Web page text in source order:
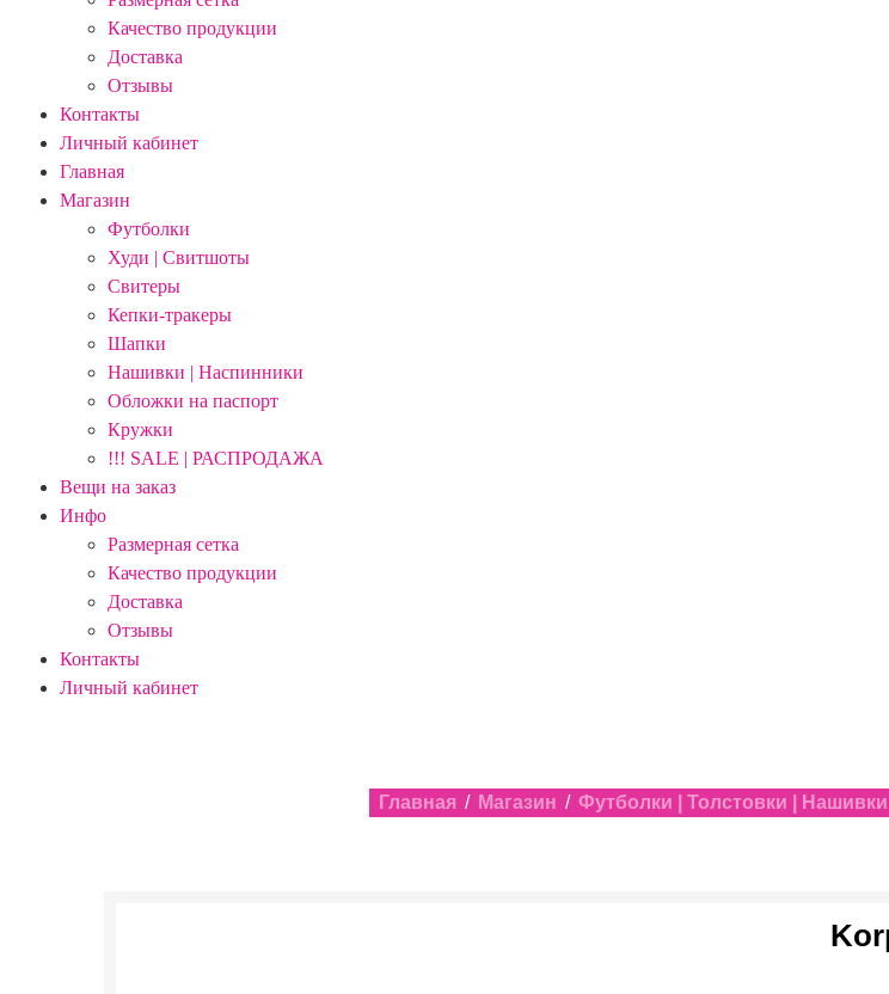
Качество продукции
Доставка
Отзывы
Контакты
Личный кабинет
Главная
Магазин
Футболки
Худи | Свитшоты
Свитеры
Кепки-тракеры
Шапки
Нашивки | Наспинники
Обложки на паспорт
Кружки
!!! SALE | РАСПРОДАЖА
Вещи на заказ
Инфо
Размерная сетка
Качество продукции
Доставка
Отзывы
Контакты
Личный кабинет
Главная / Магазин / Футболки | Толстовки | Нашивки